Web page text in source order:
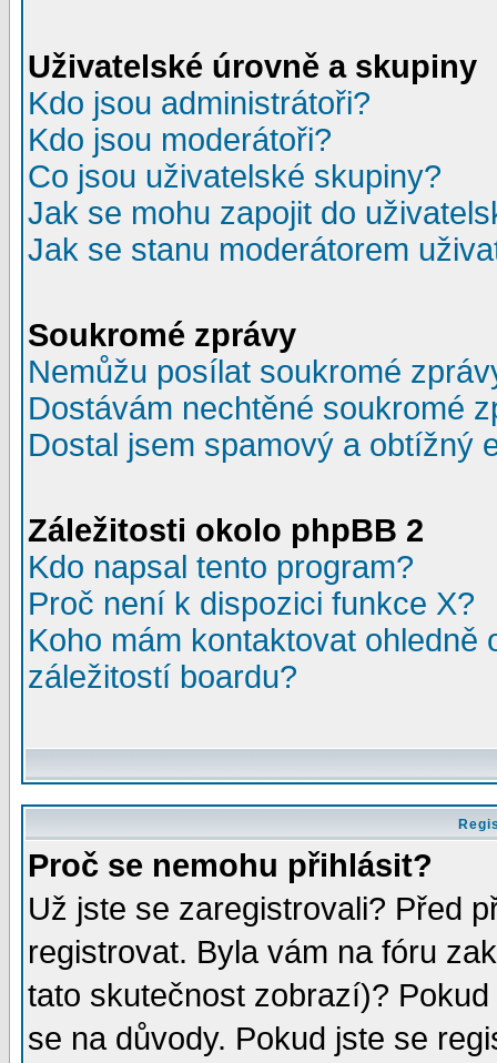
Uživatelské úrovně a skupiny
Kdo jsou administrátoři?
Kdo jsou moderátoři?
Co jsou uživatelské skupiny?
Jak se mohu zapojit do
Jak se stanu moderátorem
Soukromé zprávy
Nemůžu posílat soukromé
Dostávám nechtěné soukromé
Dostal jsem spamový a obtížný
Záležitosti okolo phpBB 2
Kdo napsal tento program?
Proč není k dispozici funkce X?
Koho mám kontaktovat
záležitostí boardu?
Proč se nemohu přihlásit?
Už jste se zaregistrovali? Před
registrovat. Byla vám na fóru
tato skutečnost zobrazí)?
se na důvody. Pokud jste se